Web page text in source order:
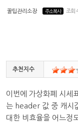
꿀팁관리소장 주소복사 조회
추천지수
이번에 가상화폐 시세
는 header 값 중 캐시
대한 비효율을 어느정